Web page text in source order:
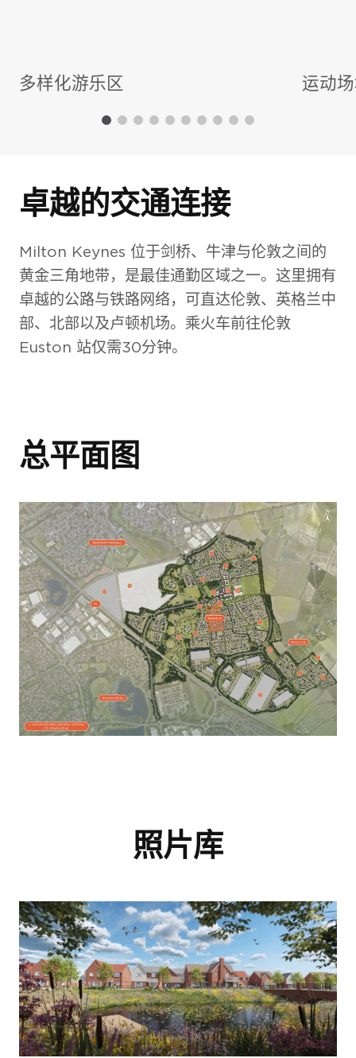
伯克利集团作品集
和英格兰南部建造的高质量住宅的概览。
如果您正在考虑购买新房或进行房地产投
资，我们希望这份作品集对您有帮助，并
激发您了解我们广泛的开发项目的兴趣。
名字*
房产潜力！
我们的专业团队致力于提供全方位的咨询
服务，确保房产收购过程顺畅无忧。立即
联系我们，让我们共同探索您的理想房
产！
名字*
多样化游乐区 运动
卓越的交通连接
Milton Keynes 位于剑桥、牛津与伦敦之间的
黄金三角地带，是最佳通勤区域之一。这里拥有
卓越的公路与铁路网络，可直达伦敦、英格兰中
部、北部以及卢顿机场。乘火车前往伦敦
Euston 站仅需30分钟。
总平面图
照片库
即将完成！
只需在下方输入您的姓名和有效邮箱地
址，即可解锁该房产的完整文档及指南套
装。